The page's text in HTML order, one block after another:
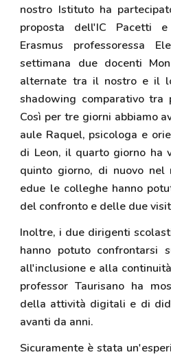
nostro Istituto ha
proposta dell'IC Pacetti
Erasmus professoressa
settimana due docenti
alternate tra il nostro e il
shadowing comparativo tra
Così per tre giorni abbiamo
aule Raquel, psicologa e
di Leon, il quarto giorno ha
quinto giorno, di nuovo
edue le colleghe hanno
del confronto e delle due
Inoltre, i due dirigenti
hanno potuto confrontarsi
all'inclusione e alla
professor Taurisano ha
della attività digitali e di
avanti da anni.
Sicuramente è stata